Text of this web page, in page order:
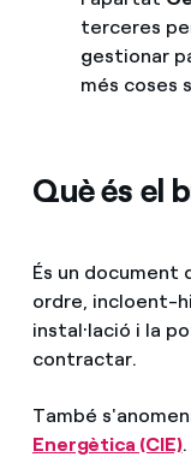
terceres
gestionar
més coses
Què és el
És un
ordre, incloent-
instal·lació i la
contractar.
També
Energètica (CIE).